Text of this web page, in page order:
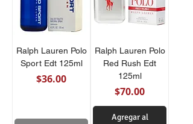
Ralph Lauren Polo
Sport Edt 125ml
Precio
$36.00
Ralph Lauren Polo
Red Rush Edt
125ml
Precio
$70.00
Agregar al